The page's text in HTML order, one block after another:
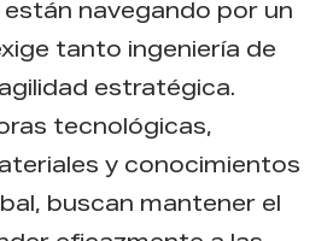
están navegando por un
tanto ingeniería de
estratégica.
tecnológicas,
y conocimientos
buscan mantener el